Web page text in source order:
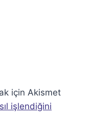
için Akismet
işlendiğini